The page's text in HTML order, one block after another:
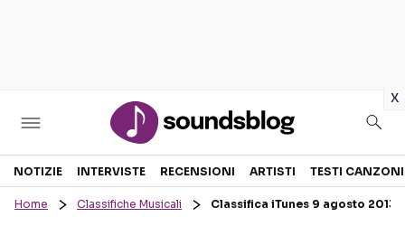
x
Sezioni
NOTIZIE INTERVISTE RECENSIONI ARTISTI TESTI CANZONI
Home Classifiche Musicali Classifica iTunes 9 agosto